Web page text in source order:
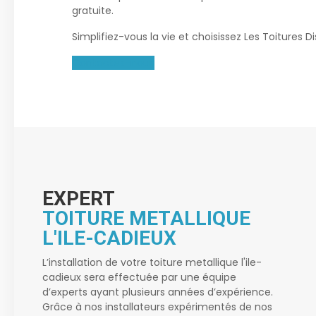
gratuite.
Simplifiez-vous la vie et choisissez Les Toitures
EXPERT
TOITURE METALLIQUE
L'ILE-CADIEUX
L’installation de votre toiture metallique l'ile-
cadieux sera effectuée par une équipe
d’experts ayant plusieurs années d’expérience.
Grâce à nos installateurs expérimentés de nos